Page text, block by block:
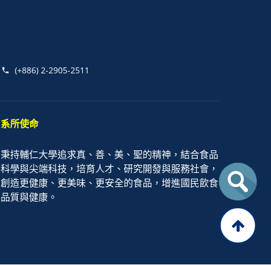
(+886) 2-2905-2511
系所使命
秉持輔仁大學追求真、善、美、聖的精神，結合食品
科學與尖端科技，培育人才、研究開發與服務社會，
創造更健康、更美味、更安全的食品，增進國民飲食
品質與健康。